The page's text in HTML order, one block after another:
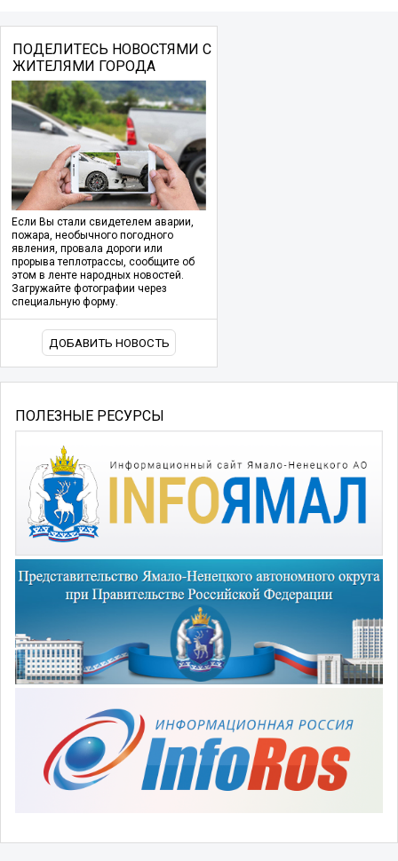
ПОДЕЛИТЕСЬ НОВОСТЯМИ С
ЖИТЕЛЯМИ ГОРОДА
Если Вы стали свидетелем аварии,
пожара, необычного погодного
явления, провала дороги или
прорыва теплотрассы, сообщите об
этом в ленте народных новостей.
Загружайте фотографии через
специальную форму.
ДОБАВИТЬ НОВОСТЬ
ПОЛЕЗНЫЕ РЕСУРСЫ